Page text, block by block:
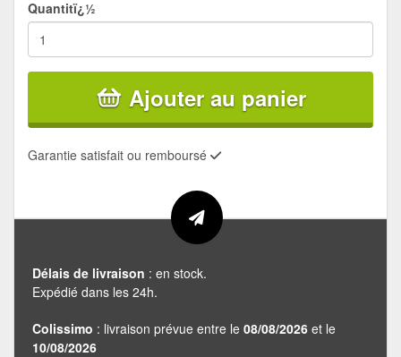
Quantitï¿½
Ajouter au panier
Garantie satisfait ou remboursé
Délais de livraison : en stock.
Expédié dans les 24h.
Colissimo : livraison prévue entre le 08/08/2026 et le
10/08/2026